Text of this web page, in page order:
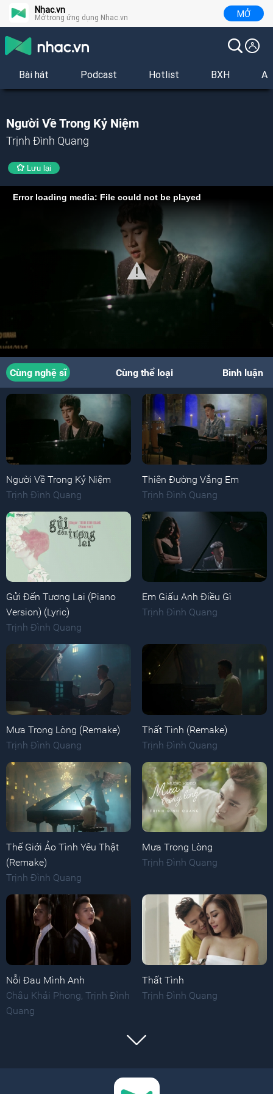
Nhac.vn
Mở trong ứng dụng Nhac.vn MỞ
Bài hát Podcast Hotlist BXH
Người Về Trong Kỷ Niệm
Trịnh Đình Quang
Lưu lại
Error loading media: File could not be played
Cùng nghệ sĩ Cùng thể loại Bình luận
Người Về Trong Kỷ Niệm
Trịnh Đình Quang
Thiên Đường Vắng Em
Trịnh Đình Quang
Gửi Đến Tương Lai (Piano
Version) (Lyric)
Trịnh Đình Quang
Em Giấu Anh Điều Gì
Trịnh Đình Quang
Mưa Trong Lòng (Remake)
Trịnh Đình Quang
Thất Tình (Remake)
Trịnh Đình Quang
Thế Giới Ảo Tình Yêu Thật
(Remake)
Trịnh Đình Quang
Mưa Trong Lòng
Trịnh Đình Quang
Nỗi Đau Mình Anh
Châu Khải Phong Trịnh Đình
Quang
Thất Tình
Trịnh Đình Quang